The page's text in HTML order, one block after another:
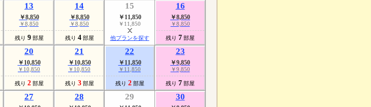
13
￥8,850
￥8,850
残り 9 部屋
14
￥8,850
￥8,850
残り 4 部屋
15
￥11,850
￥11,850
他プランを探す
16
￥8,850
￥8,850
残り 7 部屋
20
￥10,850
￥10,850
残り 2 部屋
21
￥10,850
￥10,850
残り 3 部屋
22
￥11,850
￥11,850
残り 2 部屋
23
￥9,850
￥9,850
残り 7 部屋
27 28 29 30